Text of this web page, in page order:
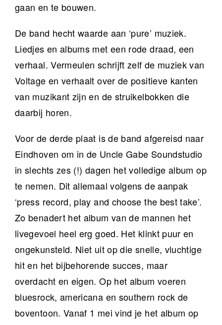
gaan en te bouwen.
De band hecht waarde aan ‘pure’ muziek.
Liedjes en albums met een rode draad, een
verhaal. Vermeulen schrijft zelf de muziek van
Voltage en verhaalt over de positieve kanten
van muzikant zijn en de struikelbokken die
daarbij horen.
Voor de derde plaat is de band afgereisd naar
Eindhoven om in de Uncle Gabe Soundstudio
in slechts zes (!) dagen het volledige album op
te nemen. Dit allemaal volgens de aanpak
‘press record, play and choose the best take’.
Zo benadert het album van de mannen het
livegevoel heel erg goed. Het klinkt puur en
ongekunsteld. Niet uit op die snelle, vluchtige
hit en het bijbehorende succes, maar
overdacht en eigen. Op het album voeren
bluesrock, americana en southern rock de
boventoon. Vanaf 1 mei vind je het album op